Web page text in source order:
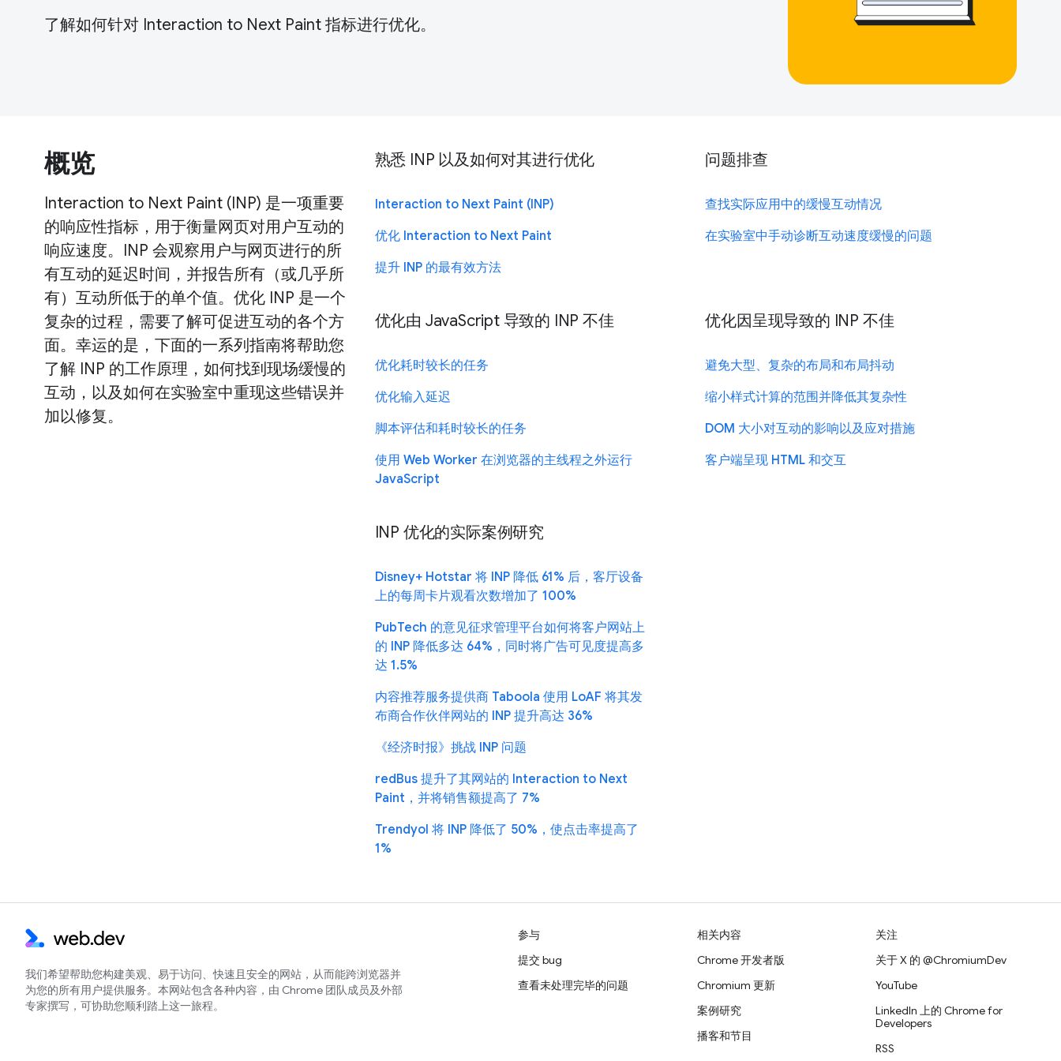
了解如何针对 Interaction to Next Paint 指标进行优化。
概览
Interaction to Next Paint (INP) 是一项重要
的响应性指标，用于衡量网页对用户互动的
响应速度。INP 会观察用户与网页进行的所
有互动的延迟时间，并报告所有（或几乎所
有）互动所低于的单个值。优化 INP 是一个
复杂的过程，需要了解可促进互动的各个方
面。幸运的是，下面的一系列指南将帮助您
了解 INP 的工作原理，如何找到现场缓慢的
互动，以及如何在实验室中重现这些错误并
加以修复。
熟悉 INP 以及如何对其进行优化
Interaction to Next Paint (INP)
优化 Interaction to Next Paint
提升 INP 的最有效方法
问题排查
查找实际应用中的缓慢互动情况
在实验室中手动诊断互动速度缓慢的问题
优化由 JavaScript 导致的 INP 不佳
优化耗时较长的任务
优化输入延迟
脚本评估和耗时较长的任务
使用 Web Worker 在浏览器的主线程之外运行
JavaScript
优化因呈现导致的 INP 不佳
避免大型、复杂的布局和布局抖动
缩小样式计算的范围并降低其复杂性
DOM 大小对互动的影响以及应对措施
客户端呈现 HTML 和交互
INP 优化的实际案例研究
Disney+ Hotstar 将 INP 降低 61% 后，客厅设备
上的每周卡片观看次数增加了 100%
PubTech 的意见征求管理平台如何将客户网站上
的 INP 降低多达 64%，同时将广告可见度提高多
达 1.5%
内容推荐服务提供商 Taboola 使用 LoAF 将其发
布商合作伙伴网站的 INP 提升高达 36%
《经济时报》挑战 INP 问题
redBus 提升了其网站的 Interaction to Next
Paint，并将销售额提高了 7%
Trendyol 将 INP 降低了 50%，使点击率提高了
1%
我们希望帮助您构建美观、易于访问、快速且安全的网站，从而能跨浏览器并
为您的所有用户提供服务。本网站包含各种内容，由 Chrome 团队成员及外部
专家撰写，可协助您顺利踏上这一旅程。
参与
提交 bug
查看未处理完毕的问题
相关内容
Chrome 开发者版
Chromium 更新
案例研究
播客和节目
关注
关于 X 的 @ChromiumDev
YouTube
LinkedIn 上的 Chrome for
Developers
RSS